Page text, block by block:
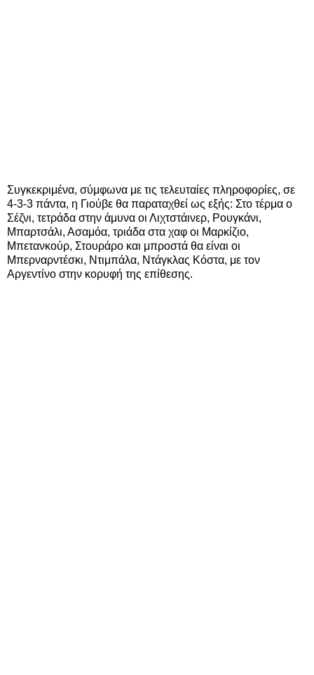
Συγκεκριμένα, σύμφωνα με τις τελευταίες πληροφορίες, σε
4-3-3 πάντα, η Γιούβε θα παραταχθεί ως εξής: Στο τέρμα ο
Σέζνι, τετράδα στην άμυνα οι Λιχτστάινερ, Ρουγκάνι,
Μπαρτσάλι, Ασαμόα, τριάδα στα χαφ οι Μαρκίζιο,
Μπετανκούρ, Στουράρο και μπροστά θα είναι οι
Μπερναρντέσκι, Ντιμπάλα, Ντάγκλας Κόστα, με τον
Αργεντίνο στην κορυφή της επίθεσης.